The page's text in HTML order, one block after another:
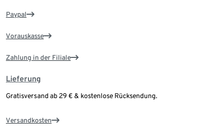
Paypal
Vorauskasse
Zahlung in der Filiale
Lieferung
Gratisversand ab 29 € & kostenlose Rücksendung.
Versandkosten